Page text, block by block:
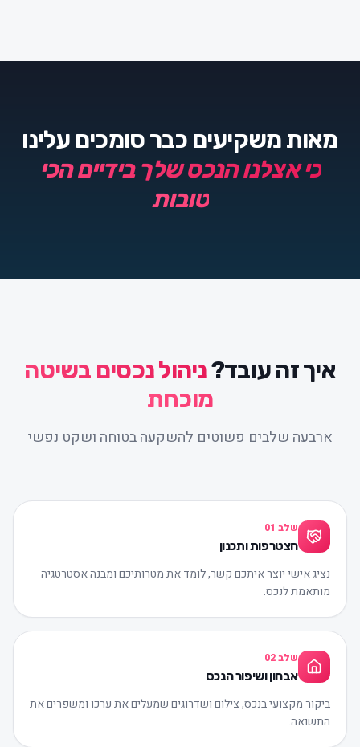
מאות משקיעים כבר סומכים עלינו
כי אצלנו הנכס שלך בידיים הכי
טובות
איך זה עובד?ניהול נכסים בשיטה
מוכחת
ארבעה שלבים פשוטים להשקעה בטוחה ושקט נפשי
שלב 01
הצטרפות ותכנון
נציג אישי יוצר איתכם קשר, לומד את מטרותיכם ומבנה אסטרטגיה
מותאמת לנכס.
שלב02
אבחון ושיפור הנכס
ביקור מקצועי בנכס, צילום ושדרוגים שמעלים את ערכו ומשפרים את
התשואה.